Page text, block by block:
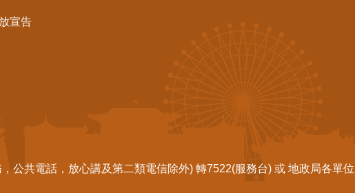
宣告
公共電話，放心講及第二類電信除外) 轉7522(服務台) 或 地政局各單